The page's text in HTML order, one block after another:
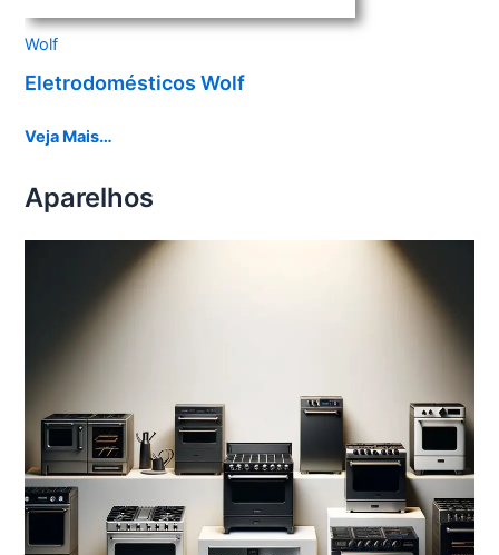
Wolf
Eletrodomésticos Wolf
Veja Mais…
Aparelhos